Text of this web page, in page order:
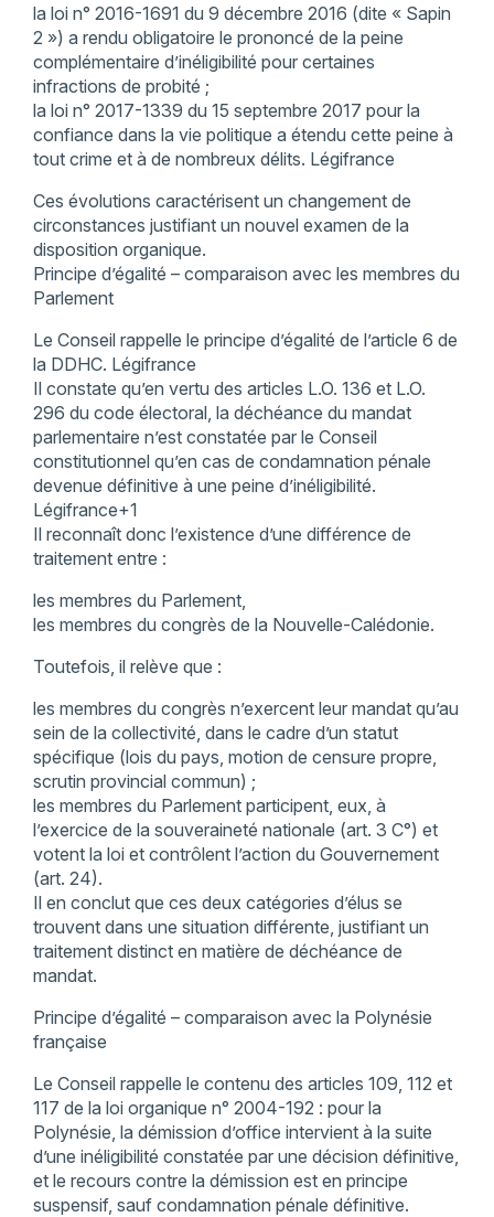
la loi n° 2016-1691 du 9 décembre 2016 (dite « Sapin
2 ») a rendu obligatoire le prononcé de la peine
complémentaire d’inéligibilité pour certaines
infractions de probité ;
la loi n° 2017-1339 du 15 septembre 2017 pour la
confiance dans la vie politique a étendu cette peine à
tout crime et à de nombreux délits. Légifrance
Ces évolutions caractérisent un changement de
circonstances justifiant un nouvel examen de la
disposition organique.
Principe d’égalité – comparaison avec les membres du
Parlement
Le Conseil rappelle le principe d’égalité de l’article 6 de
la DDHC. Légifrance
Il constate qu’en vertu des articles L.O. 136 et L.O.
296 du code électoral, la déchéance du mandat
parlementaire n’est constatée par le Conseil
constitutionnel qu’en cas de condamnation pénale
devenue définitive à une peine d’inéligibilité.
Légifrance+1
Il reconnaît donc l’existence d’une différence de
traitement entre :
les membres du Parlement,
les membres du congrès de la Nouvelle-Calédonie.
Toutefois, il relève que :
les membres du congrès n’exercent leur mandat qu’au
sein de la collectivité, dans le cadre d’un statut
spécifique (lois du pays, motion de censure propre,
scrutin provincial commun) ;
les membres du Parlement participent, eux, à
l’exercice de la souveraineté nationale (art. 3 C°) et
votent la loi et contrôlent l’action du Gouvernement
(art. 24).
Il en conclut que ces deux catégories d’élus se
trouvent dans une situation différente, justifiant un
traitement distinct en matière de déchéance de
mandat.
Principe d’égalité – comparaison avec la Polynésie
française
Le Conseil rappelle le contenu des articles 109, 112 et
117 de la loi organique n° 2004-192 : pour la
Polynésie, la démission d’office intervient à la suite
d’une inéligibilité constatée par une décision définitive,
et le recours contre la démission est en principe
suspensif, sauf condamnation pénale définitive.